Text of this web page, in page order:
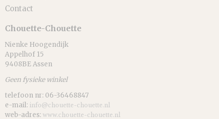
Contact
Chouette-Chouette
Nienke Hoogendijk
Appelhof 15
9408BE Assen
Geen fysieke winkel
telefoon nr: 06-36468847
e-mail: info@chouette-chouette.nl
web-adres: www.chouette-chouette.nl